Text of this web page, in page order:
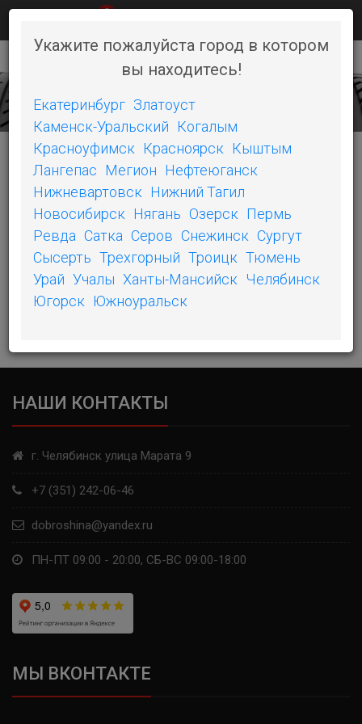
Укажите пожалуйста город в котором
вы находитесь!
Екатеринбург Златоуст
Каменск-Уральский Когалым
Красноуфимск Красноярск Кыштым
Лангепас Мегион Нефтеюганск
Нижневартовск Нижний Тагил
Новосибирск Нягань Озерск Пермь
Ревда Сатка Серов Снежинск Сургут
Сысерть Трехгорный Троицк Тюмень
Урай Учалы Ханты-Мансийск Челябинск
Югорск Южноуральск
0
КОРЗИНА
Корзина пуста!
НАШИ КОНТАКТЫ
г. Челябинск улица Марата 9
+7 (351) 242-06-46
dobroshina@yandex.ru
ПН-ПТ 09:00 - 20:00, СБ-ВС 09:00-18:00
МЫ ВКОНТАКТЕ